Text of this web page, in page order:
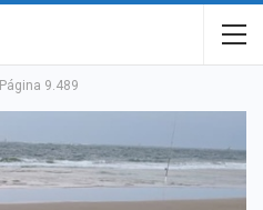
Página 9.489